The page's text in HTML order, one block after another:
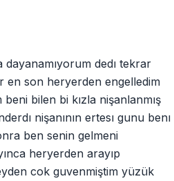
dedı tekrar
en son heryerden engelledim
bilen bi kızla nişanlanmış
nişanının ertesı gunu benı
ben senin gelmeni
heryerden arayıp
cok guvenmiştim yüzük